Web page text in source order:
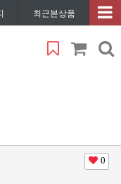
최근본상품
0